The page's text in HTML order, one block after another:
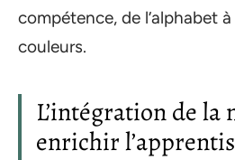
compétence, de l’alphabet
couleurs.
L’intégration de la
enrichir